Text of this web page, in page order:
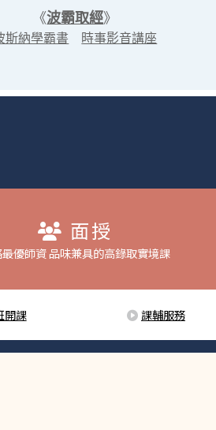
《波霸取經》
斯納學霸書 時事影音講座
面授
優師資 品味兼具的高錄取實境課
開課 課輔服務